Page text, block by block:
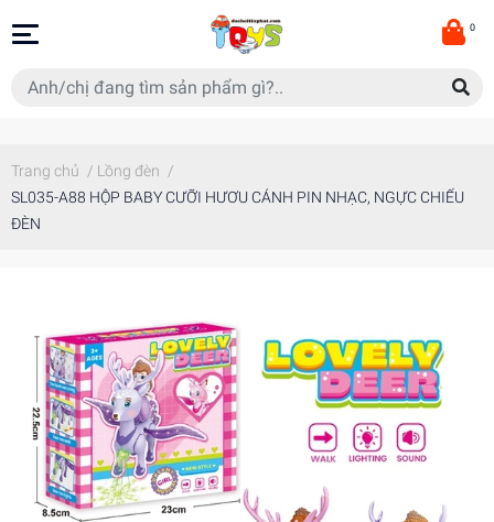
0
Trang chủ / Lồng đèn /
SL035-A88 HỘP BABY CƯỠI HƯƠU CÁNH PIN NHẠC, NGỰC CHIẾU
ĐÈN